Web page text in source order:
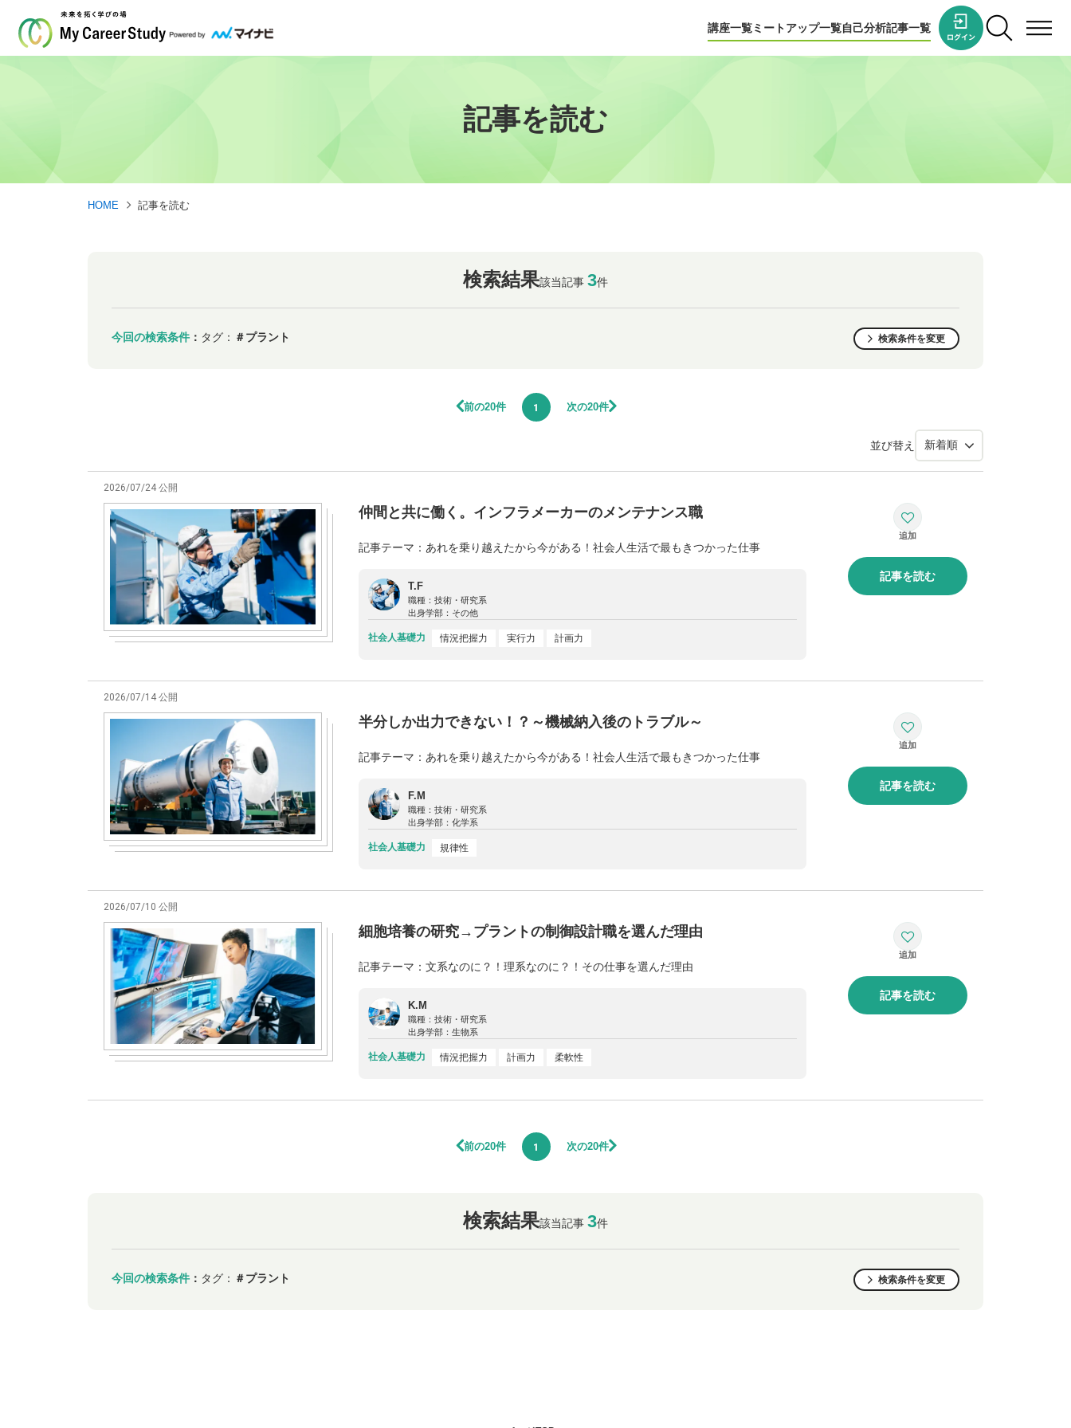
講座一覧ミートアップ一覧自己分析記事一覧
記事を読む
HOME 記事を読む
検索結果該当記事 3件
今回の検索条件 ： タグ： ＃プラント 検索条件を変更
前の20件 1 次の20件
並び替え
2026/07/24 公開
仲間と共に働く。インフラメーカーのメンテナンス職
記事テーマ：あれを乗り越えたから今がある！社会人生活で最もきつかった仕事
T.F
職種： 技術・研究系
出身学部： その他
社会人基礎力 情況把握力 実行力 計画力
記事を読む
2026/07/14 公開
半分しか出力できない！？～機械納入後のトラブル～
記事テーマ：あれを乗り越えたから今がある！社会人生活で最もきつかった仕事
F.M
職種： 技術・研究系
出身学部： 化学系
社会人基礎力 規律性
記事を読む
2026/07/10 公開
細胞培養の研究→プラントの制御設計職を選んだ理由
記事テーマ：文系なのに？！理系なのに？！その仕事を選んだ理由
K.M
職種： 技術・研究系
出身学部： 生物系
社会人基礎力 情況把握力 計画力 柔軟性
記事を読む
前の20件 1 次の20件
検索結果該当記事 3件
今回の検索条件 ： タグ： ＃プラント 検索条件を変更